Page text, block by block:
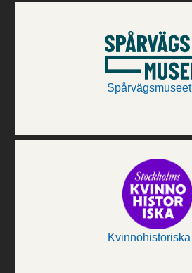
Spårvägsmuseet
Kvinnohistoriska